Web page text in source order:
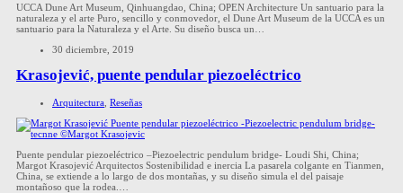
UCCA Dune Art Museum, Qinhuangdao, China; OPEN Architecture Un santuario para la
naturaleza y el arte Puro, sencillo y conmovedor, el Dune Art Museum de la UCCA es un
santuario para la Naturaleza y el Arte. Su diseño busca un…
30 diciembre, 2019
Krasojević, puente pendular piezoeléctrico
Arquitectura Reseñas
Puente pendular piezoeléctrico –Piezoelectric pendulum bridge- Loudi Shi, China;
Margot Krasojević Arquitectos Sostenibilidad e inercia La pasarela colgante en Tianmen,
China, se extiende a lo largo de dos montañas, y su diseño simula el del paisaje
montañoso que la rodea.…